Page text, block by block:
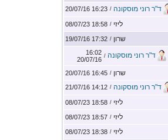
ד"ר רוני מוסקונה /
16:23 20/07/16
ליזי /
18:58 08/07/23
שרון /
17:32 19/07/16
ד"ר רוני מוסקונה /
16:02
20/07/16
שרון /
16:45 20/07/16
ד"ר רוני מוסקונה /
14:12 21/07/16
ליזי /
18:58 08/07/23
ליזי /
18:57 08/07/23
ליזי /
18:38 08/07/23